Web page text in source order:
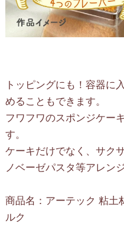
トッピングにも！容器に
めることもできます。
フワフワのスポンジケー
す。
ケーキだけでなく、サク
ノベーゼパスタ等アレン
商品名：アーテック 粘土
ルク